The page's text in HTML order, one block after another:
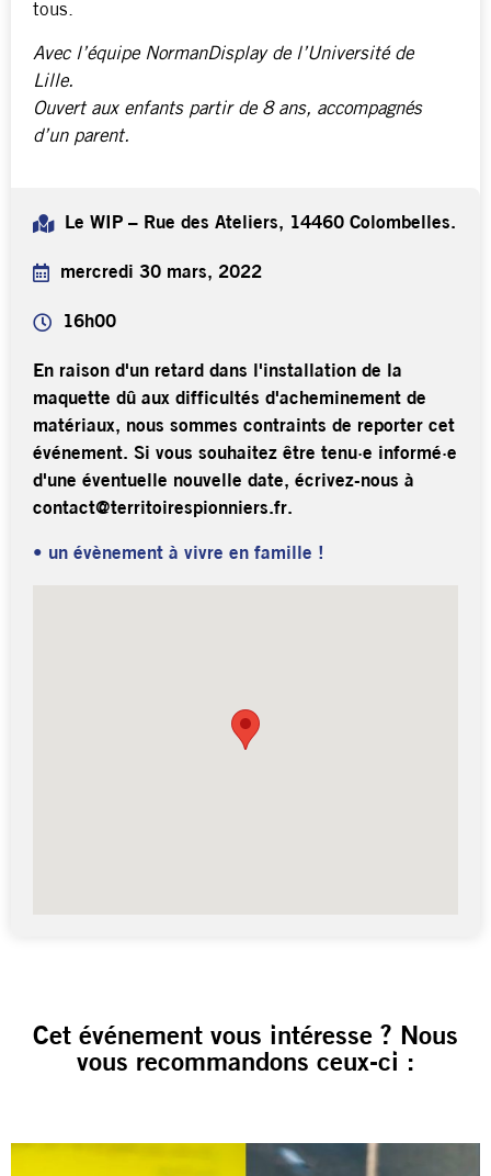
tous.
Avec l’équipe NormanDisplay de l’Université de
Lille.
Ouvert aux enfants partir de 8 ans, accompagnés
d’un parent.
Le WIP – Rue des Ateliers, 14460 Colombelles.
mercredi 30 mars, 2022
16h00
En raison d'un retard dans l'installation de la
maquette dû aux difficultés d'acheminement de
matériaux, nous sommes contraints de reporter cet
événement. Si vous souhaitez être tenu·e informé·e
d'une éventuelle nouvelle date, écrivez-nous à
contact@territoirespionniers.fr.
• un évènement à vivre en famille !
Cet événement vous intéresse ? Nous
vous recommandons ceux-ci :